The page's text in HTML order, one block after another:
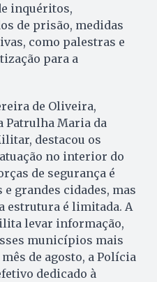
inquéritos,
de prisão, medidas
como palestras e
para a
de Oliveira,
Patrulha Maria da
destacou os
no interior do
de segurança é
grandes cidades, mas
estrutura é limitada. A
levar informação,
municípios mais
de agosto, a Polícia
dedicado à